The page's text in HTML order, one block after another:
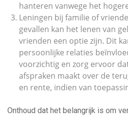
hanteren vanwege het
Leningen bij familie of
gevallen kan het lenen van
vrienden een optie zijn. Dit
persoonlijke relaties
voorzichtig en zorg ervoor
afspraken maakt over de
en rente, indien van
Onthoud dat het belangrijk is om